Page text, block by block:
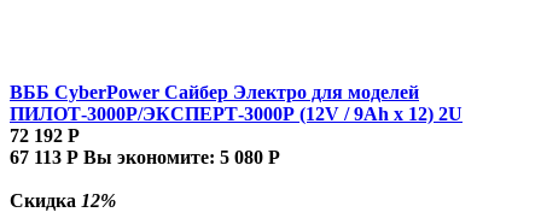
ВББ CyberPower Сайбер Электро для моделей
ПИЛОТ-3000Р/ЭКСПЕРТ-3000Р (12V / 9Ah х 12) 2U
72 192 Р
67 113 Р Вы экономите: 5 080 Р
Скидка 12%